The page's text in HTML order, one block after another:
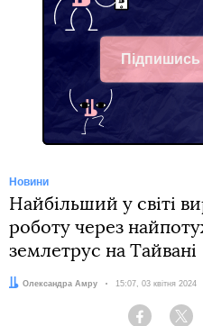
Telegram
Новини
Найбільший у світі
роботу через
землетрус на Тайвані
Автор:
Олександра Амру Дата:
15:07, 03 квітня 2024
Facebook